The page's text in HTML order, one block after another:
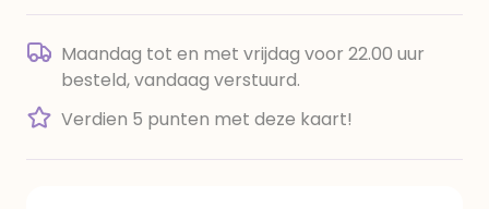
Maandag tot en met vrijdag voor 22.00 uur
besteld, vandaag verstuurd.
Verdien 5 punten met deze kaart!